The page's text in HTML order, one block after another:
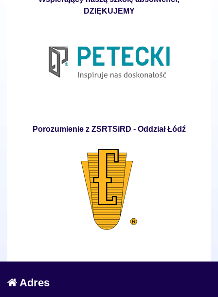
DZIĘKUJEMY
Porozumienie z ZSRTSiRD - Oddział Łódź
Adres